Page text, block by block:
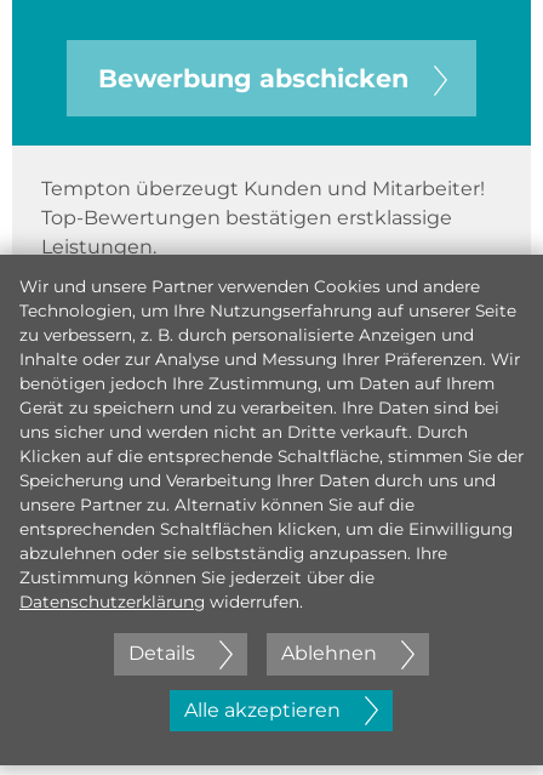
Bewerbung abschicken
Tempton überzeugt Kunden und Mitarbeiter!
Top-Bewertungen bestätigen erstklassige
Leistungen.
Jetzt initiativ bewerben
Wir und unsere Partner verwenden Cookies und andere
Technologien, um Ihre Nutzungserfahrung auf unserer Seite
zu verbessern, z. B. durch personalisierte Anzeigen und
Inhalte oder zur Analyse und Messung Ihrer Präferenzen. Wir
benötigen jedoch Ihre Zustimmung, um Daten auf Ihrem
Gerät zu speichern und zu verarbeiten. Ihre Daten sind bei
uns sicher und werden nicht an Dritte verkauft. Durch
Klicken auf die entsprechende Schaltfläche, stimmen Sie der
Speicherung und Verarbeitung Ihrer Daten durch uns und
unsere Partner zu. Alternativ können Sie auf die
entsprechenden Schaltflächen klicken, um die Einwilligung
abzulehnen oder sie selbstständig anzupassen. Ihre
Zustimmung können Sie jederzeit über die
Datenschutzerklärung widerrufen.
Details Ablehnen
Alle akzeptieren